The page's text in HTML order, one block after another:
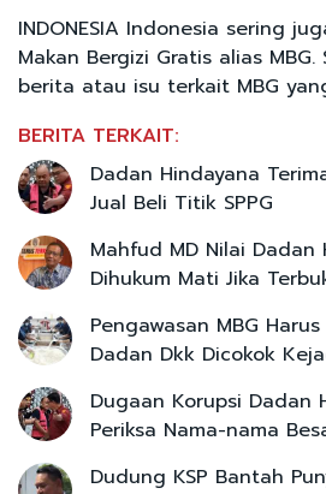
INDONESIA Indonesia sering
Makan Bergizi Gratis alias
berita atau isu terkait MBG
BERITA TERKAIT:
Dadan Hindayana
Jual Beli Titik SPPG
Mahfud MD Nilai Dadan
Dihukum Mati Jika
Pengawasan MBG
Dadan Dkk Dicokok
Dugaan Korupsi Dadan
Periksa Nama-nama
Dudung KSP Bantah